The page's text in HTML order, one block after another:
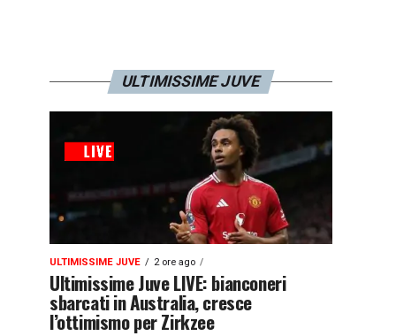
ULTIMISSIME JUVE
ULTIMISSIME JUVE 2 ore ago
Ultimissime Juve LIVE: bianconeri
sbarcati in Australia, cresce
l’ottimismo per Zirkzee